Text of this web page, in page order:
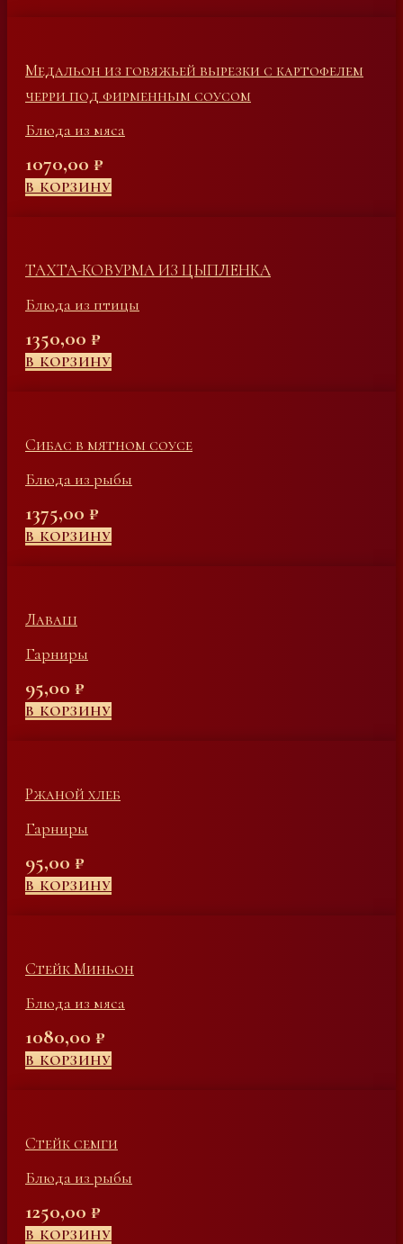
Медальон из говяжьей вырезки с картофелем
черри под фирменным соусом
Блюда из мяса
1070,00 ₽
В КОРЗИНУ
ТАХТА-КОВУРМА ИЗ ЦЫПЛЕНКА
Блюда из птицы
1350,00 ₽
В КОРЗИНУ
Сибас в мятном соусе
Блюда из рыбы
1375,00 ₽
В КОРЗИНУ
Лаваш
Гарниры
95,00 ₽
В КОРЗИНУ
Ржаной хлеб
Гарниры
95,00 ₽
В КОРЗИНУ
Стейк Миньон
Блюда из мяса
1080,00 ₽
В КОРЗИНУ
Стейк семги
Блюда из рыбы
1250,00 ₽
В КОРЗИНУ